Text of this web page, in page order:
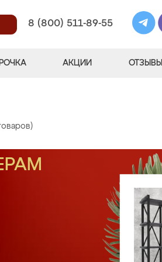
8 (800) 511-89-55
АКЦИИ ОТЗЫВЫ